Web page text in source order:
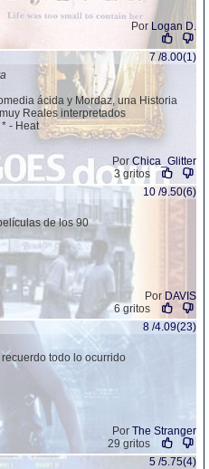
Por Logan D.
7 /8.00(1)
ácida y Mordaz, una Historia
Reales interpretados
- Heat
Por Chica_Glitter
3 gritos
10 /9.50(6)
de los 90
Por DAVIS
6 gritos
8 /4.09(23)
todo lo ocurrido
Por The Stranger
29 gritos
5 /5.75(4)